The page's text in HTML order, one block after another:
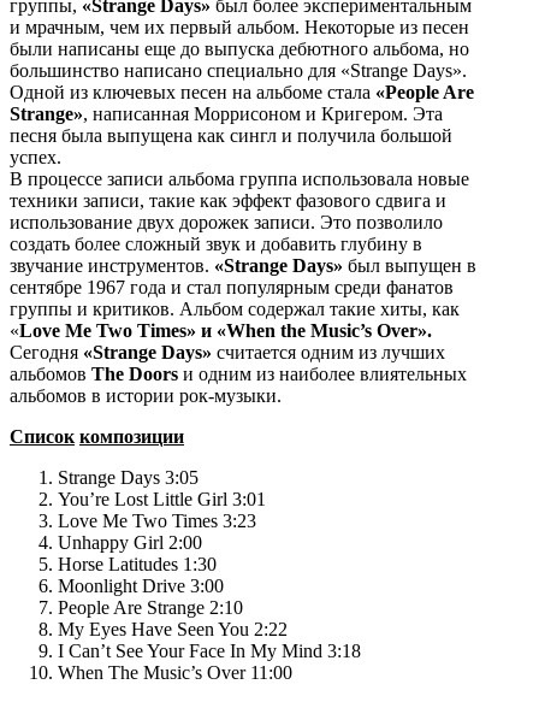
группы, «Strange Days» был более экспериментальным
и мрачным, чем их первый альбом. Некоторые из песен
были написаны еще до выпуска дебютного альбома, но
большинство написано специально для «Strange Days».
Одной из ключевых песен на альбоме стала «People Are
Strange», написанная Моррисоном и Кригером. Эта
песня была выпущена как сингл и получила большой
успех.
В процессе записи альбома группа использовала новые
техники записи, такие как эффект фазового сдвига и
использование двух дорожек записи. Это позволило
создать более сложный звук и добавить глубину в
звучание инструментов. «Strange Days» был выпущен в
сентябре 1967 года и стал популярным среди фанатов
группы и критиков. Альбом содержал такие хиты, как
«Love Me Two Times» и «When the Music’s Over».
Сегодня «Strange Days» считается одним из лучших
альбомов The Doors и одним из наиболее влиятельных
альбомов в истории рок-музыки.
Список композиции
Strange Days 3:05
You’re Lost Little Girl 3:01
Love Me Two Times 3:23
Unhappy Girl 2:00
Horse Latitudes 1:30
Moonlight Drive 3:00
People Are Strange 2:10
My Eyes Have Seen You 2:22
I Can’t See Your Face In My Mind 3:18
When The Music’s Over 11:00